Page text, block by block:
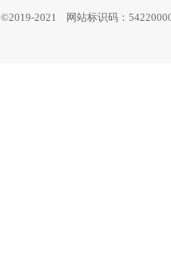
©2019-2021 网站标识码：